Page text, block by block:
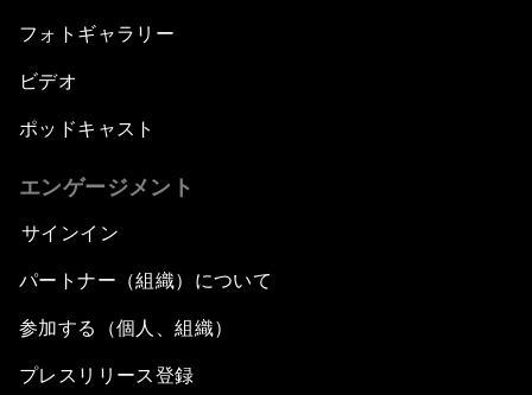
フォトギャラリー
ビデオ
ポッドキャスト
エンゲージメント
サインイン
パートナー（組織）について
参加する（個人、組織）
プレスリリース登録